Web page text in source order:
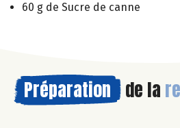
60 g de Sucre de canne
Préparation de la